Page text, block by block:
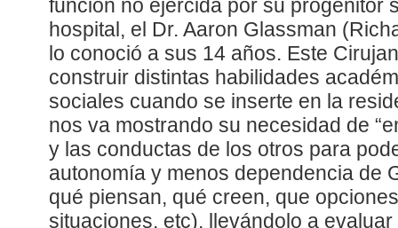
función no ejercida por su progenitor
hospital, el Dr. Aaron Glassman
lo conoció a sus 14 años. Este
construir distintas habilidades
sociales cuando se inserte en la
nos va mostrando su necesidad de
y las conductas de los otros para
autonomía y menos dependencia de
qué piensan, qué creen, que
situaciones, etc), llevándolo a